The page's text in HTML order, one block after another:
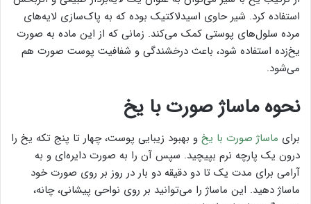
استفاده کرد. شیر حاوی اسیدلاکتیک بوده که به پاک‌سازی لایه‌های
مرده سلول‌های پوستی کمک می‌کند. زمانی که از این ماده به صورت
یخ‌زده استفاده شود، باعث درخشندگی و شفافیت پوست صورت هم
می‌شود.
نحوه ماساژ صورت با یخ
برای ماساژ صورت با یخ و بهبود زیبایی پوست، چهار تا پنج تکه یخ را
درون یک پارچه نرم بپیچید. سپس آن را به صورت دایره‌ای و به
آرامی برای مدت یک تا دو دقیقه دو بار در روز بر روی صورت خود
ماساژ دهید. این ماساژ را می‌توانید بر روی نواحی پیشانی، چانه،